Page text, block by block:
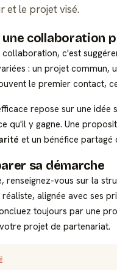
et le projet visé.
collaboration
c'est
: un projet commun,
le premier contact,
repose sur une
qu'il y gagne. Une
et un bénéfice partagé
sa démarche
renseignez-vous sur la
alignée avec ses
toujours par une
projet de partenariat.